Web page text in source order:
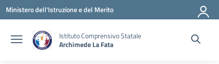
Vai ai contenuti
Vai al menu di navigazione
Vai al footer
Ministero dell'Istruzione e del Merito
Istituto Comprensivo Statale
Archimede La Fata